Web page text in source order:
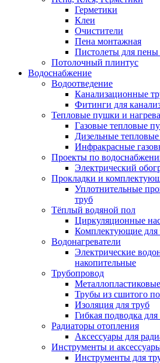
Герметики
Клеи
Очистители
Пена монтажная
Пистолеты для пены
Потолочный плинтус
Водоснабжение
Водоотведение
Канализационные
Фитинги для
Тепловые пушки и
Газовые тепловые
Дизельные
Инфракрасные
Проекты по
Электрический
Прокладки и
Уплотнительные
труб
Тёплый водяной пол
Циркуляционные
Комплектующие для
Водонагреватели
Электрические
накопительные
Трубопровод
Трубы из сшитого
Изоляция для труб
Гибкая подводка
Радиаторы отопления
Аксессуары для
Инструменты и
Инструменты для